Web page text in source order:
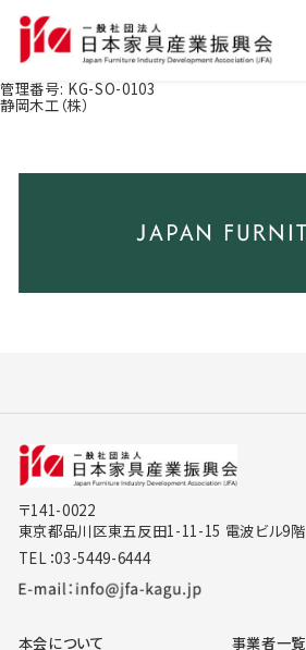
管理番号: KG-SO-0103
静岡木工（株）
〒141-0022
東京都品川区東五反田1-11-15 電波ビル9階
TEL：03-5449-6444
本会について
事業者一覧